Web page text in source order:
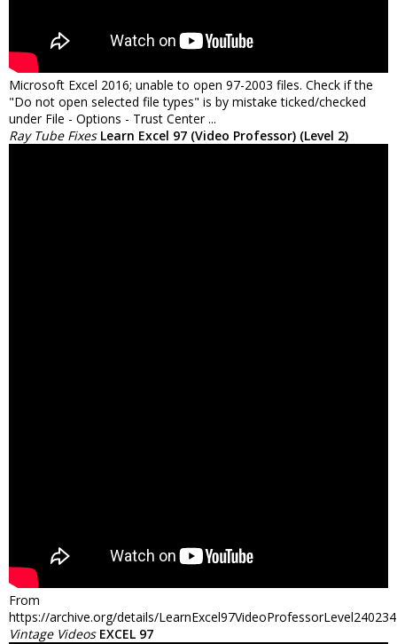
Microsoft Excel 2016; unable to open 97-2003 files. Check if the
"Do not open selected file types" is by mistake ticked/checked
under File - Options - Trust Center ...
Ray Tube Fixes Learn Excel 97 (Video Professor) (Level 2)
From
https://archive.org/details/
Vintage Videos EXCEL 97